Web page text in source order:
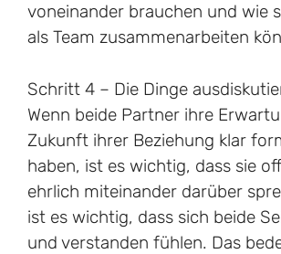
voneinander brauchen und wie
als Team zusammenarbeiten
Schritt 4 – Die Dinge
Wenn beide Partner ihre
Zukunft ihrer Beziehung klar
haben, ist es wichtig, dass sie
ehrlich miteinander darüber
ist es wichtig, dass sich beide
und verstanden fühlen. Das